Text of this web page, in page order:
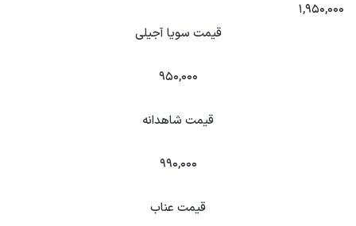
۱,۹۵۰,۰۰۰
قیمت سویا آجیلی
۹۵۰,۰۰۰
قیمت شاهدانه
۹۹۰,۰۰۰
قیمت عناب